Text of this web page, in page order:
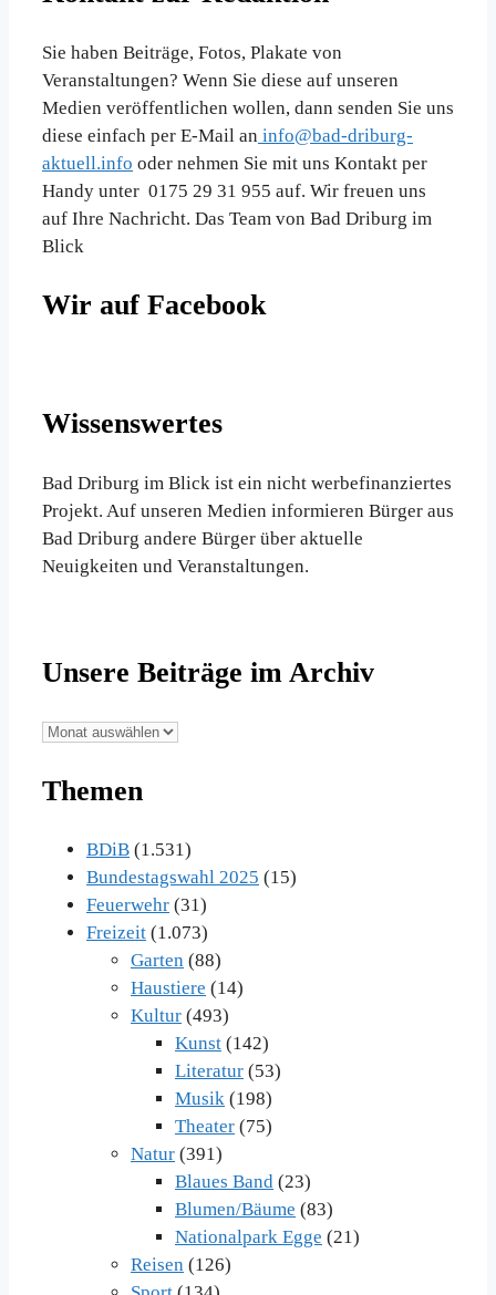
Sie haben Beiträge, Fotos, Plakate von
Veranstaltungen? Wenn Sie diese auf unseren
Medien veröffentlichen wollen, dann senden Sie uns
diese einfach per E-Mail an info@bad-driburg-
aktuell.info oder nehmen Sie mit uns Kontakt per
Handy unter 0175 29 31 955 auf. Wir freuen uns
auf Ihre Nachricht. Das Team von Bad Driburg im
Blick
Wir auf Facebook
Wissenswertes
Bad Driburg im Blick ist ein nicht werbefinanziertes
Projekt. Auf unseren Medien informieren Bürger aus
Bad Driburg andere Bürger über aktuelle
Neuigkeiten und Veranstaltungen.
Unsere Beiträge im Archiv
Unsere
im
Themen
BDiB (1.531)
Bundestagswahl 2025 (15)
Feuerwehr (31)
Freizeit (1.073)
Garten (88)
Haustiere (14)
Kultur (493)
Kunst (142)
Literatur (53)
Musik (198)
Theater (75)
Natur (391)
Blaues Band (23)
Blumen/Bäume (83)
Nationalpark Egge (21)
Reisen (126)